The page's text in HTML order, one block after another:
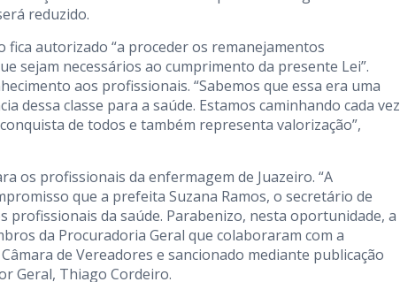
reduzido.
autorizado “a proceder os remanejamentos
sejam necessários ao cumprimento da presente Lei”.
aos profissionais. “Sabemos que essa era uma
dessa classe para a saúde. Estamos caminhando cada vez
de todos e também representa valorização”,
os profissionais da enfermagem de Juazeiro. “A
que a prefeita Suzana Ramos, o secretário de
profissionais da saúde. Parabenizo, nesta oportunidade, a
da Procuradoria Geral que colaboraram com a
de Vereadores e sancionado mediante publicação
Geral, Thiago Cordeiro.